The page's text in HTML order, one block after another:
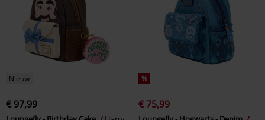
Nieuw
€ 97,99
%
€ 75,99